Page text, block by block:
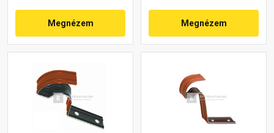
Megnézem Megnézem